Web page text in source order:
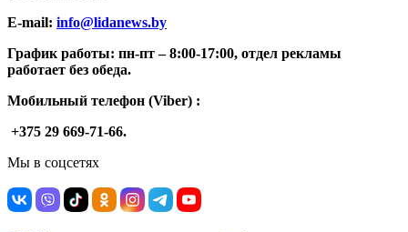
E-mail: info@lidanews.by
График работы: пн-пт –8:00-17:00, отдел рекламы
работает без обеда.
Мобильный телефон (Viber) :
+375 29 669-71-66.
Мы в соцсетях